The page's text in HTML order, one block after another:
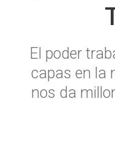
El poder
capas en la
nos da